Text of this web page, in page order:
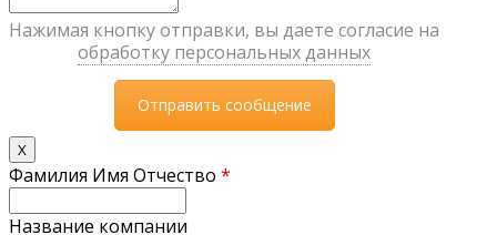
Нажимая кнопку отправки, вы даете согласие на
обработку персональных данных
X
Фамилия Имя Отчество *
Название компании